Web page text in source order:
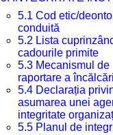
5.1 Cod etic/
conduită
5.2 Lista
cadourile primite
5.3 Mecanismul de
raportare a
5.4 Declarația
asumarea unei
integritate
5.5 Planul de